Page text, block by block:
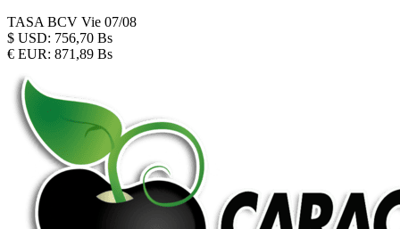
TASA BCV Vie 07/08
$ USD: 756,70 Bs
€ EUR: 871,89 Bs